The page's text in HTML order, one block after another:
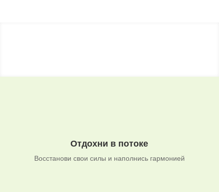
Отдохни в потоке
Восстанови свои силы и наполнись гармонией